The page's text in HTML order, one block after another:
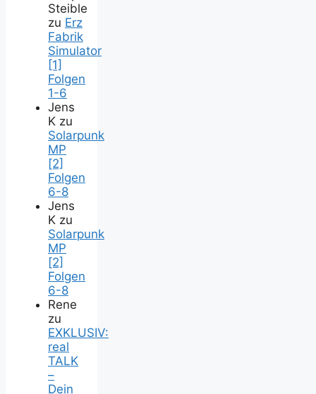
Steible
zu Erz
Fabrik
Simulator
[1]
Folgen
1-6
Jens
K zu
Solarpunk
MP
[2]
Folgen
6-8
Jens
K zu
Solarpunk
MP
[2]
Folgen
6-8
Rene
zu
EXKLUSIV:
real
TALK
–
Dein